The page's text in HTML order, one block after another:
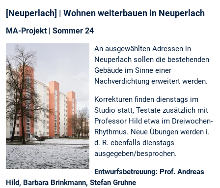
[Neuperlach] | Wohnen weiterbauen in Neuperlach
MA-Projekt | Sommer 24
An ausgewählten Adressen in
Neuperlach sollen die bestehenden
Gebäude im Sinne einer
Nachverdichtung erweitert werden.
Korrekturen finden dienstags im
Studio statt, Testate zusätzlich mit
Professor Hild etwa im Dreiwochen-
Rhythmus. Neue Übungen werden i.
d. R. ebenfalls dienstags
ausgegeben/besprochen.
Entwurfsbetreuung: Prof. Andreas
Hild, Barbara Brinkmann, Stefan Gruhne